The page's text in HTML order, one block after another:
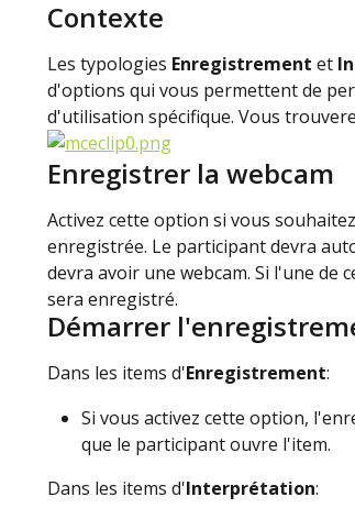
Contexte
Les typologies Enregistrement et
d'options qui vous permettent de
d'utilisation spécifique. Vous
Enregistrer la webcam
Activez cette option si vous
enregistrée. Le participant devra
devra avoir une webcam. Si l'une de
sera enregistré.
Démarrer
Dans les items d'Enregistrement:
Si vous activez cette option,
que le participant ouvre l'item.
Dans les items d'Interprétation: